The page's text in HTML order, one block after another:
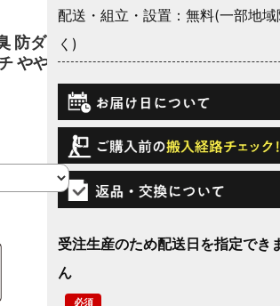
防ダニ
やや柔
配送・組立・設置：無料(一部地域
く)
受注生産のため配送日を指定でき
ん